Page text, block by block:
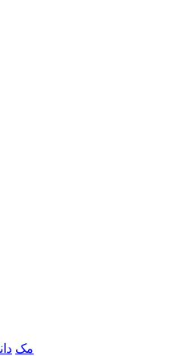
برنامه‌های Adobe مک